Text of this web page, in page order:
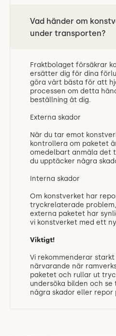
Vad händer om
under transporten?
Fraktbolaget försäkrar
ersätter dig för dina
göra vårt bästa för att
processen om detta
beställning åt dig.
Externa skador
När du tar emot
kontrollera om paketet
omedelbart anmäla det
du upptäcker några
Interna skador
Om konstverket har
tryckrelaterade
externa paketet har
vi konstverket med ett
Viktigt!
Vi rekommenderar
närvarande när
paketet och rullar ut
undersöka bilden och
några skador eller repor